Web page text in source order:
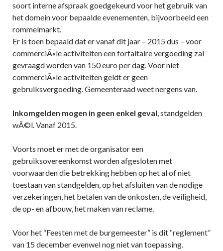
soort interne afspraak goedgekeurd voor het gebruik van
het domein voor bepaalde evenementen, bijvoorbeeld een
rommelmarkt.
Er is toen bepaald dat er vanaf dit jaar – 2015 dus – voor
commerciÃ«le activiteiten een forfaitaire vergoeding zal
gevraagd worden van 150 euro per dag. Voor niet
commerciÃ«le activiteiten geldt er geen
gebruiksvergoeding. Gemeenteraad weet nergens van.
Inkomgelden mogen in geen enkel geval, standgelden
wÃ©l. Vanaf 2015.
Voorts moet er met de organisator een
gebruiksovereenkomst worden afgesloten met
voorwaarden die betrekking hebben op het al of niet
toestaan van standgelden, op het afsluiten van de nodige
verzekeringen, het betalen van de onkosten, de veiligheid,
de op- en afbouw, het maken van reclame.
Voor het “Feesten met de burgemeester” is dit “reglement”
van 15 december evenwel nog niet van toepassing.